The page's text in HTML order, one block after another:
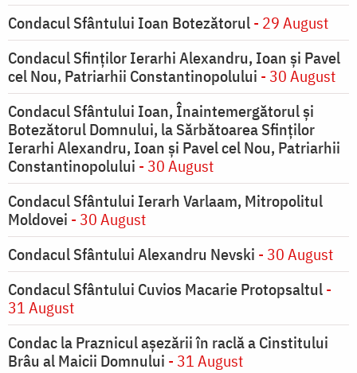
Condacul Sfântului Ioan Botezătorul- 29 August
Condacul Sfinţilor Ierarhi Alexandru, Ioan şi Pavel
cel Nou, Patriarhii Constantinopolului - 30 August
Condacul Sfântului Ioan, Înaintemergătorul şi
Botezătorul Domnului, la Sărbătoarea Sfinţilor
Ierarhi Alexandru, Ioan şi Pavel cel Nou, Patriarhii
Constantinopolului - 30 August
Condacul Sfântului Ierarh Varlaam, Mitropolitul
Moldovei - 30 August
Condacul Sfântului Alexandru Nevski - 30 August
Condacul Sfântului Cuvios Macarie Protopsaltul-
31 August
Condac la Praznicul aşezării în raclă a Cinstitului
Brâu al Maicii Domnului - 31 August